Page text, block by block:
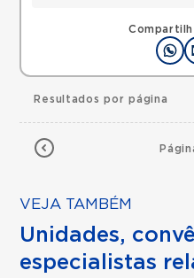
Resultados por página
VEJA TAMBÉM
Unidades,
especialistas